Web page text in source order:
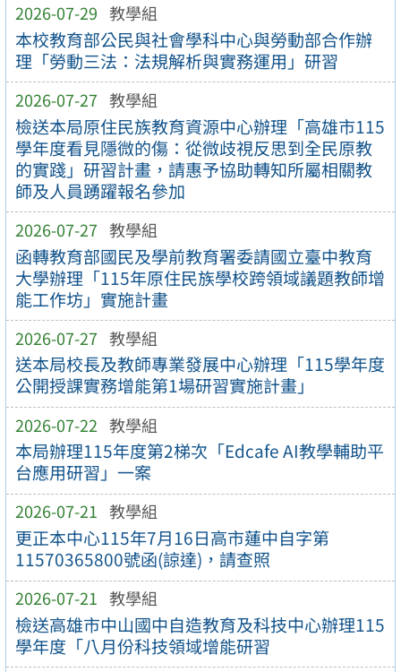
2026-07-29 教學組
本校教育部公民與社會學科中心與勞動部合作辦
理「勞動三法：法規解析與實務運用」研習
2026-07-27 教學組
檢送本局原住民族教育資源中心辦理「高雄市115
學年度看見隱微的傷：從微歧視反思到全民原教
的實踐」研習計畫，請惠予協助轉知所屬相關教
師及人員踴躍報名參加
2026-07-27 教學組
函轉教育部國民及學前教育署委請國立臺中教育
大學辦理「115年原住民族學校跨領域議題教師增
能工作坊」實施計畫
2026-07-27 教學組
送本局校長及教師專業發展中心辦理「115學年度
公開授課實務增能第1場研習實施計畫」
2026-07-22 教學組
本局辦理115年度第2梯次「Edcafe AI教學輔助平
台應用研習」一案
2026-07-21 教學組
更正本中心115年7月16日高市蓮中自字第
11570365800號函(諒達)，請查照
2026-07-21 教學組
檢送高雄市中山國中自造教育及科技中心辦理115
學年度「八月份科技領域增能研習